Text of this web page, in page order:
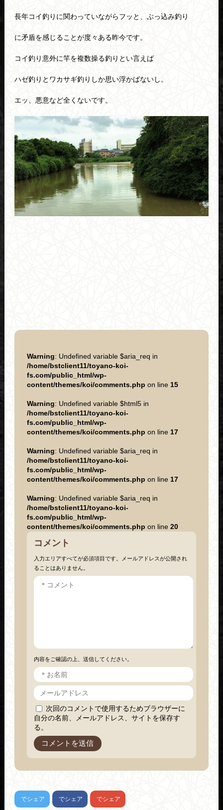
長年コイ釣りに関わっていながらフッと、ぶっ込み釣り
に矛盾を感じることが度々ある昨今です。
コイ釣り意外に竿を複数操る釣りとい言えば
ハゼ釣りとワカサギ釣りしか思い浮かばないし。
エッ、悪意など全くないです。
Warning: Undefined variable $aria_req in
/home/bstclient11/toyano-koi-
fs.com/public_html/wp-
content/themes/koi/comments.php on line 15
Warning: Undefined variable $html5 in
/home/bstclient11/toyano-koi-
fs.com/public_html/wp-
content/themes/koi/comments.php on line 17
Warning: Undefined variable $aria_req in
/home/bstclient11/toyano-koi-
fs.com/public_html/wp-
content/themes/koi/comments.php on line 17
Warning: Undefined variable $aria_req in
/home/bstclient11/toyano-koi-
fs.com/public_html/wp-
content/themes/koi/comments.php on line 20
コメント
入力エリアすべてが必須項目です。メールアドレスが公開され
ることはありません。
内容をご確認の上、送信してください。
次回のコメントで使用するためブラウザーに
自分の名前、メールアドレス、サイトを保存す
る。
でシェア でシェア でシェア